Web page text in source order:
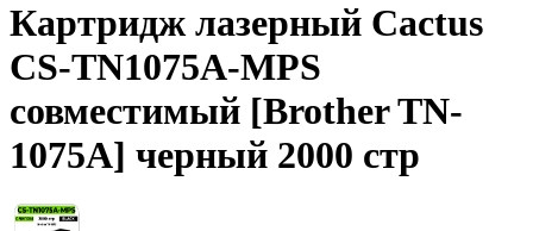
Картридж лазерный Cactus
CS-TN1075A-MPS
совместимый [Brother TN-
1075A] черный 2000 стр